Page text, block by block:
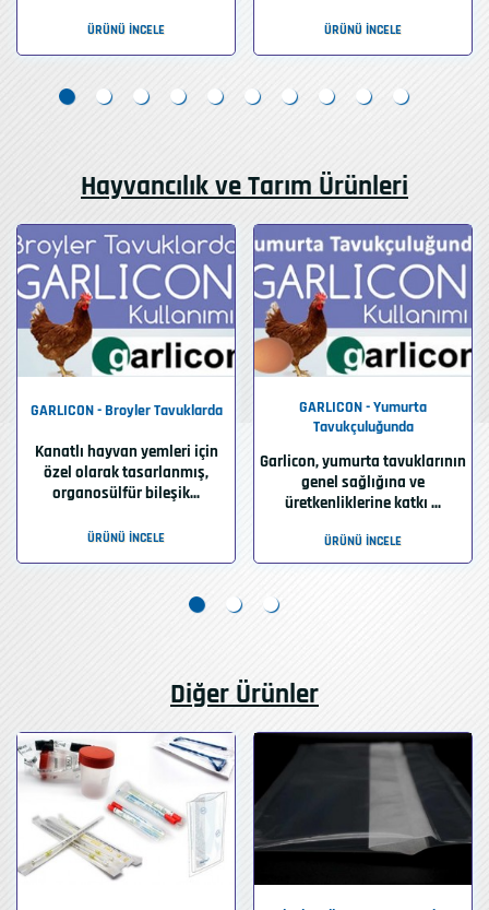
ÜRÜNÜ İNCELE ÜRÜNÜ İNCELE
Hayvancılık ve Tarım Ürünleri
GARLICON - Broyler Tavuklarda
Kanatlı hayvan yemleri için
özel olarak tasarlanmış,
organosülfür bileşik...
ÜRÜNÜ İNCELE
GARLICON - Yumurta
Tavukçuluğunda
Garlicon, yumurta tavuklarının
genel sağlığına ve
üretkenliklerine katkı ...
ÜRÜNÜ İNCELE
Diğer Ürünler